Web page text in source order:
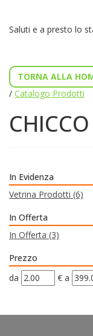
Saluti e a presto lo
TORNA ALLA
/ Catalogo Prodotti
In Evidenza
Vetrina Prodotti (6)
In Offerta
In Offerta (3)
Prezzo
filtra
da € filtra
a